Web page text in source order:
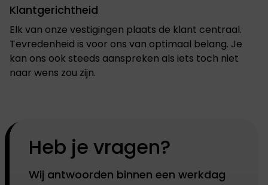
Klantgerichtheid
Elk van onze vestigingen plaats de klant centraal.
Tevredenheid is voor ons van optimaal belang. Je
kan ons ook steeds aanspreken als iets toch niet
naar wens zou zijn.
Heb je vragen?
Wij antwoorden binnen een werkdag